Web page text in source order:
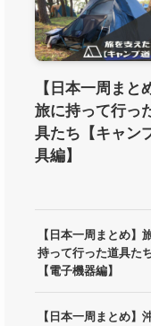
【日本一周まと
旅に持って行っ
具たち【キャン
具編】
【日本一周まとめ】
持って行った道具た
【電子機器編】
【日本一周まとめ】